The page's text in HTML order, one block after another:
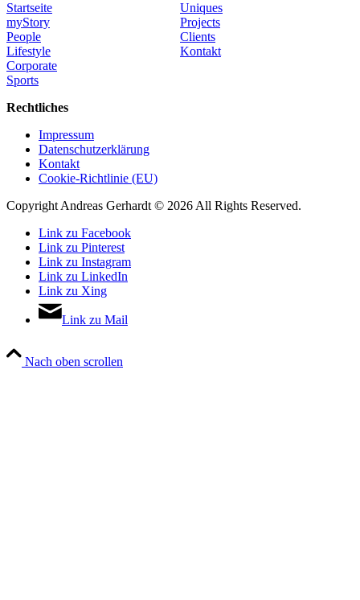
Startseite
myStory
People
Lifestyle
Corporate
Sports
Uniques
Projects
Clients
Kontakt
Rechtliches
Impressum
Datenschutzerklärung
Kontakt
Cookie-Richtlinie (EU)
Copyright Andreas Gerhardt © 2026 All Rights Reserved.
Link zu Facebook
Link zu Pinterest
Link zu Instagram
Link zu LinkedIn
Link zu Xing
Link zu Mail
Nach oben scrollen